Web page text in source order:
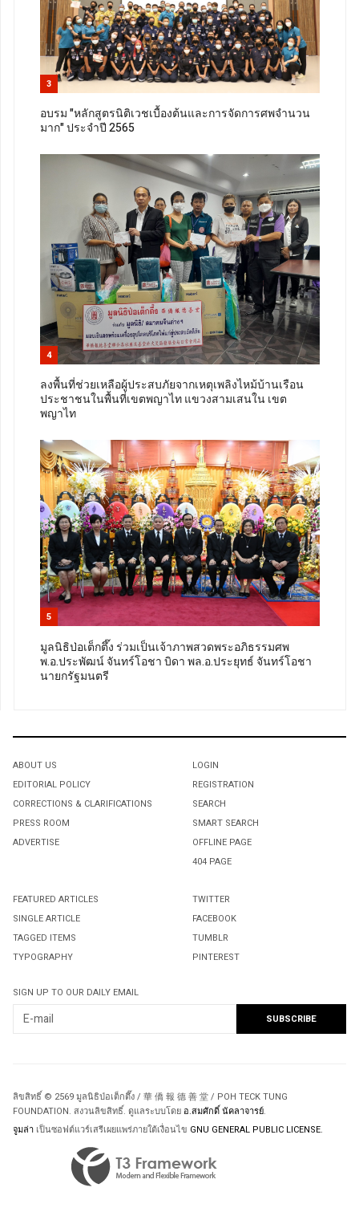
3
อบรม "หลักสูตรนิติเวชเบื้องต้นและการจัดการศพจำนวน
มาก" ประจำปี 2565
4
ลงพื้นที่ช่วยเหลือผู้ประสบภัยจากเหตุเพลิงไหม้บ้านเรือน
ประชาชนในพื้นที่เขตพญาไท แขวงสามเสนใน เขต
พญาไท
5
มูลนิธิป่อเต็กตึ๊ง ร่วมเป็นเจ้าภาพสวดพระอภิธรรมศพ
พ.อ.ประพัฒน์ จันทร์โอชา บิดา พล.อ.ประยุทธ์ จันทร์โอชา
นายกรัฐมนตรี
ABOUT US
EDITORIAL POLICY
CORRECTIONS & CLARIFICATIONS
PRESS ROOM
ADVERTISE
LOGIN
REGISTRATION
SEARCH
SMART SEARCH
OFFLINE PAGE
404 PAGE
FEATURED ARTICLES
SINGLE ARTICLE
TAGGED ITEMS
TYPOGRAPHY
TWITTER
FACEBOOK
TUMBLR
PINTEREST
SIGN UP TO OUR DAILY EMAIL
ลิขสิทธิ์ © 2569 มูลนิธิป่อเต็กตึ๊ง / 華 僑 報 德 善 堂 / POH TECK TUNG
FOUNDATION. สงวนลิขสิทธิ์. ดูแลระบบโดย อ.สมศักดิ์ นัคลาจารย์.
จูมล่า เป็นซอฟต์แวร์เสรีเผยแพร่ภายใต้เงื่อนไข GNU GENERAL PUBLIC LICENSE.